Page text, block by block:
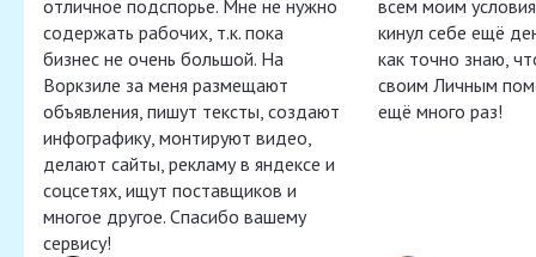
отличное подспорье. Мне не нужно
содержать рабочих, т.к. пока
бизнес не очень большой. На
Воркзиле за меня размещают
объявления, пишут тексты, создают
инфографику, монтируют видео,
делают сайты, рекламу в яндексе и
соцсетях, ищут поставщиков и
многое другое. Спасибо вашему
сервису!
всем моим
кинул себе ещё
как точно знаю,
своим Личным
ещё много раз!